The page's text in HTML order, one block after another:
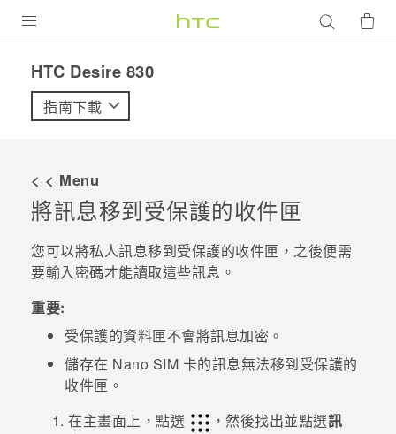
VIVE
配件
優惠專區
焦點訊息
校園專案
企業採購
銷售門市
支援服務
VIVELAND
HTC Desire 830‎
指南下載
< < Menu
將訊息移到受保護的收件匣
您可以將私人訊息移到受保護的收件匣，之後便需
要輸入密碼才能讀取這些訊息。
重要:
受保護的資料匣不會將訊息加密。
儲存在 Nano SIM 卡的訊息無法移到受保護的
收件匣。
在主畫面上，點選 ，然後找出並點選訊